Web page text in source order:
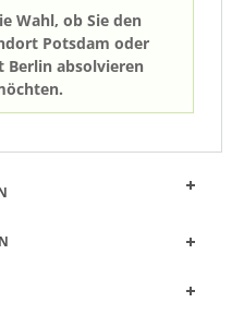
Wahl, ob Sie den
Potsdam oder
Berlin absolvieren